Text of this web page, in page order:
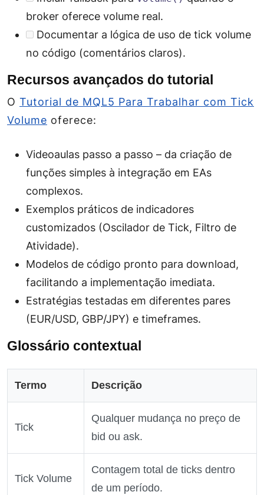
broker oferece volume real.
Documentar a lógica de uso de tick volume
no código (comentários claros).
Recursos avançados do tutorial
O Tutorial de MQL5 Para Trabalhar com Tick
Volume oferece:
Videoaulas passo a passo – da criação de
funções simples à integração em EAs
complexos.
Exemplos práticos de indicadores
customizados (Oscilador de Tick, Filtro de
Atividade).
Modelos de código pronto para download,
facilitando a implementação imediata.
Estratégias testadas em diferentes pares
(EUR/USD, GBP/JPY) e timeframes.
Glossário contextual
Termo Descrição
Tick
Qualquer mudança no preço de
bid ou ask.
Tick Volume
Contagem total de ticks dentro
de um período.